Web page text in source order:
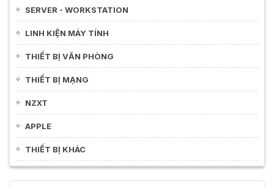
SERVER - WORKSTATION
LINH KIỆN MÁY TÍNH
THIẾT BỊ VĂN PHÒNG
THIẾT BỊ MẠNG
NZXT
APPLE
THIẾT BỊ KHÁC